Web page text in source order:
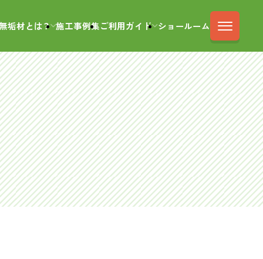
垢材とは？ 施工事例集 ご利用ガイド ショールーム